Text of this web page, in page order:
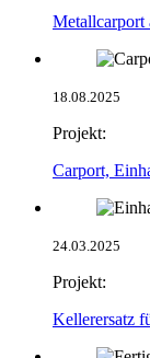
Metallcarport
18.08.2025
Projekt:
Carport,
24.03.2025
Projekt:
Kellerersatz